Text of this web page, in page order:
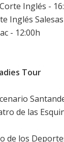
Inglés -
Inglés
- 12:00h
Tour
de las
de los